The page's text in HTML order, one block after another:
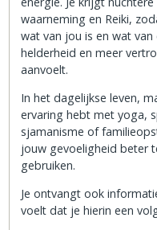
waarneming en Reiki,
wat van jou is en wat
helderheid en meer
aanvoelt.
In het dagelijkse leven,
ervaring hebt met yoga,
sjamanisme of
jouw gevoeligheid beter
gebruiken.
Je ontvangt ook
voelt dat je hierin een